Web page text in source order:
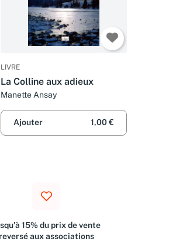
LIVRE
La Colline aux adieux
Manette Ansay
Ajouter 1,00 €
15% du prix de vente
reversé aux associations